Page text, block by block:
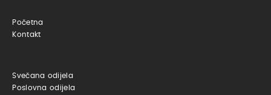
Početna
Kontakt
Svečana odijela
Poslovna odijela